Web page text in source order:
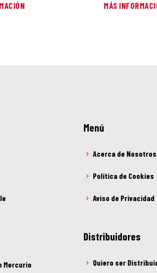
MÁS
Mercurio
Menú
Acerca de Nosotros
Política de Cookies
Aviso de Privacidad
Distribuidores
Quiero ser